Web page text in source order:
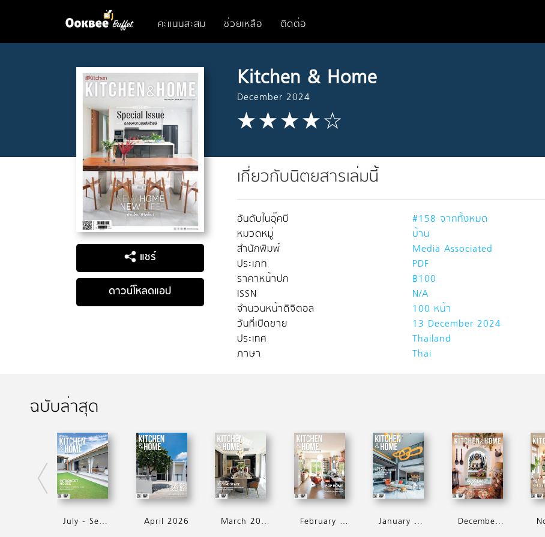
คะแนนสะสม ช่วยเหลือ ติดต่อ
แชร์
ดาวน์โหลดแอป
Kitchen & Home
December 2024
เกี่ยวกับนิตยสารเล่มนี้
อันดับในอุ๊คบี
#158 จากทั้งหมด
หมวดหมู่
บ้าน
สำนักพิมพ์
Media Associated
ประเภท
PDF
ราคาหน้าปก
฿100
ISSN
N/A
จำนวนหน้าดิจิตอล
100 หน้า
วันที่เปิดขาย
13 December 2024
ประเทศ
Thailand
ภาษา
Thai
ฉบับล่าสุด
July - September 2026 April 2026 March 2026 February 2026 January 2026 December 2025